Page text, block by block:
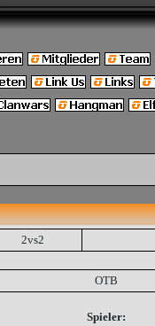
2vs2
OTB
Spieler: